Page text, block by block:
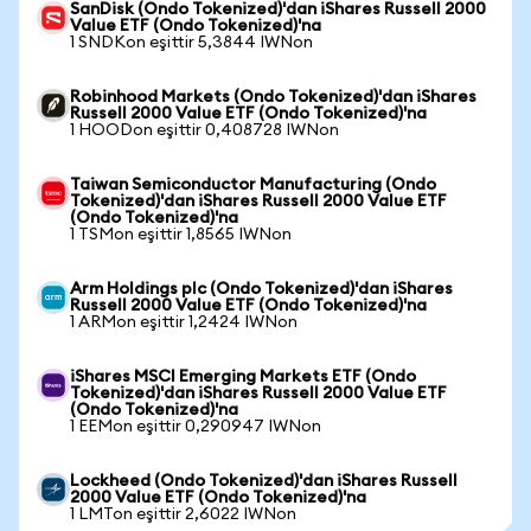
SanDisk (Ondo Tokenized)'dan iShares Russell 2000
Value ETF (Ondo Tokenized)'na
1 SNDKon eşittir 5,3844 IWNon
Robinhood Markets (Ondo Tokenized)'dan iShares
Russell 2000 Value ETF (Ondo Tokenized)'na
1 HOODon eşittir 0,408728 IWNon
Taiwan Semiconductor Manufacturing (Ondo
Tokenized)'dan iShares Russell 2000 Value ETF
(Ondo Tokenized)'na
1 TSMon eşittir 1,8565 IWNon
Arm Holdings plc (Ondo Tokenized)'dan iShares
Russell 2000 Value ETF (Ondo Tokenized)'na
1 ARMon eşittir 1,2424 IWNon
iShares MSCI Emerging Markets ETF (Ondo
Tokenized)'dan iShares Russell 2000 Value ETF
(Ondo Tokenized)'na
1 EEMon eşittir 0,290947 IWNon
Lockheed (Ondo Tokenized)'dan iShares Russell
2000 Value ETF (Ondo Tokenized)'na
1 LMTon eşittir 2,6022 IWNon